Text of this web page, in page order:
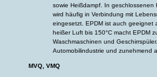
sowie Heißdampf. In geschlossenen
wird häufig in Verbindung mit
eingesetzt. EPDM ist auch geeignet
heißer Luft bis 150°C macht EPDM
Waschmaschinen und
Automobilindustrie und zunehmend
MVQ, VMQ